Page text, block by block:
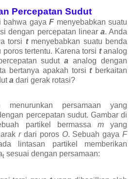
Percepatan Sudut
bahwa gayaF menyebabkan suatu
dengan percepatan linear a. Anda
torsi tmenyebabkan suatu benda
tertentu. Karena torsi tanalog
suduta analog dengan
bertanya apakah torsi tberkaitan
a dari gerak rotasi?
persamaan yang
percepatan sudut. Gambar di
partikel bermassa myang
rdari poros O. Sebuah gayaF
lintasan partikel memberikan
t sesuai dengan persamaan: